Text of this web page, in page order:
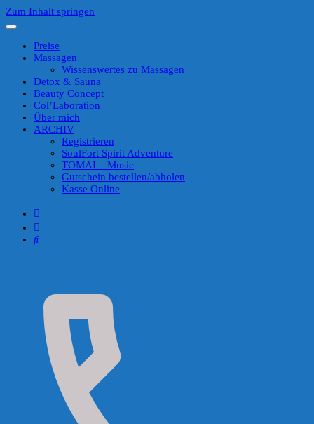
Zum Inhalt springen
Preise
Massagen
Wissenswertes zu Massagen
Detox & Sauna
Beauty Concept
Col’Laboration
Über mich
ARCHIV
Registrieren
SoulFort Spirit Adventure
TOMAI – Music
Gutschein bestellen/abholen
Kasse Online